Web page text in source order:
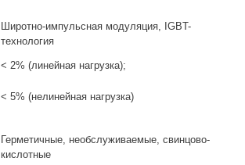
Широтно-импульсная модуляция, IGBT-
технология
< 2% (линейная нагрузка);
< 5% (нелинейная нагрузка)
Герметичные, необслуживаемые, свинцово-
кислотные